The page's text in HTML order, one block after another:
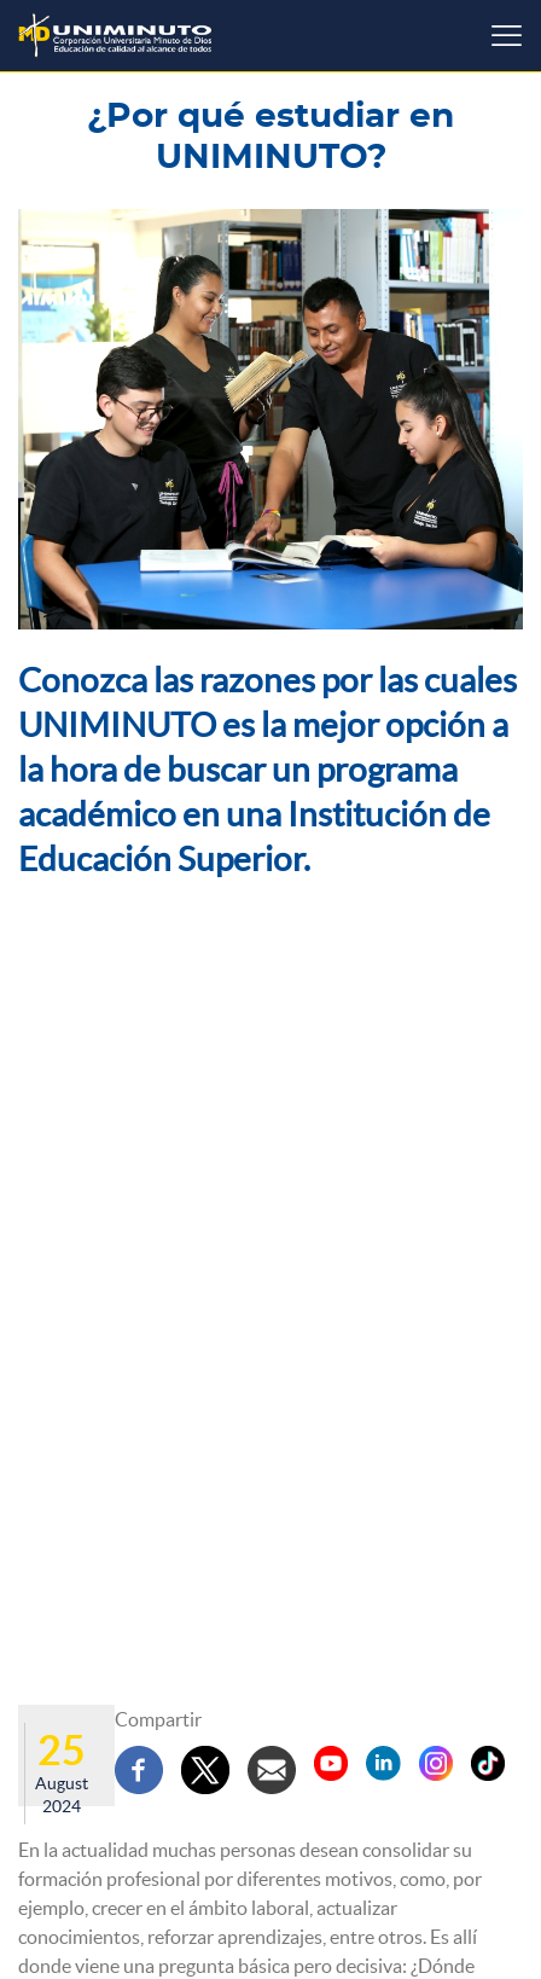
Pasar
contenido
principal
¿Por qué estudiar en
UNIMINUTO?
Conozca las razones por las cuales
UNIMINUTO es la mejor opción a
la hora de buscar un programa
académico en una Institución de
Educación Superior.
25
August
2024
Compartir
En la actualidad muchas personas desean consolidar su
formación profesional por diferentes motivos, como, por
ejemplo, crecer en el ámbito laboral, actualizar
conocimientos, reforzar aprendizajes, entre otros. Es allí
donde viene una pregunta básica pero decisiva: ¿Dónde